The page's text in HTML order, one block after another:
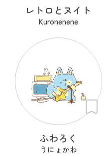
レトロとヌイト
Kuronenene
ふわろく
うにょかわ